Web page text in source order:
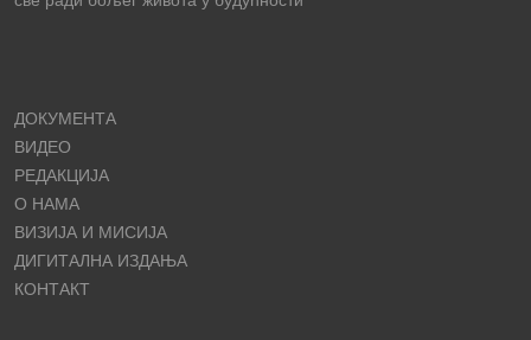
ДОКУМЕНТА
ВИДЕО
РЕДАКЦИЈА
О НАМА
ВИЗИЈА И МИСИЈА
ДИГИТАЛНА ИЗДАЊА
КОНТАКТ